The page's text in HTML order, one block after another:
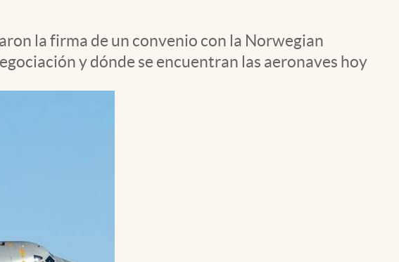
la firma de un convenio con la Norwegian
y dónde se encuentran las aeronaves hoy